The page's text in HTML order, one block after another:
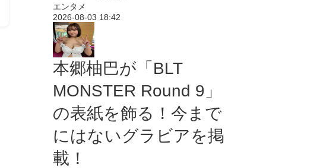
エンタメ
2026-08-03 18:42
本郷柚巴が「BLT
MONSTER Round 9」
の表紙を飾る！今まで
にはないグラビアを掲
載！